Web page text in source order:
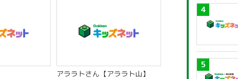
アララトさん【アララト山】